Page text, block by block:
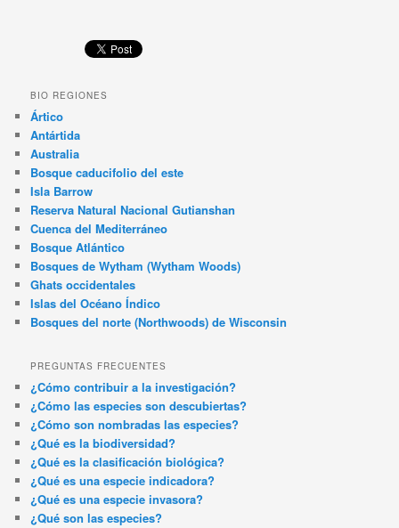
BIO REGIONES
Ártico
Antártida
Australia
Bosque caducifolio del este
Isla Barrow
Reserva Natural Nacional Gutianshan
Cuenca del Mediterráneo
Bosque Atlántico
Bosques de Wytham (Wytham Woods)
Ghats occidentales
Islas del Océano Índico
Bosques del norte (Northwoods) de Wisconsin
PREGUNTAS FRECUENTES
¿Cómo contribuir a la investigación?
¿Cómo las especies son descubiertas?
¿Cómo son nombradas las especies?
¿Qué es la biodiversidad?
¿Qué es la clasificación biológica?
¿Qué es una especie indicadora?
¿Qué es una especie invasora?
¿Qué son las especies?